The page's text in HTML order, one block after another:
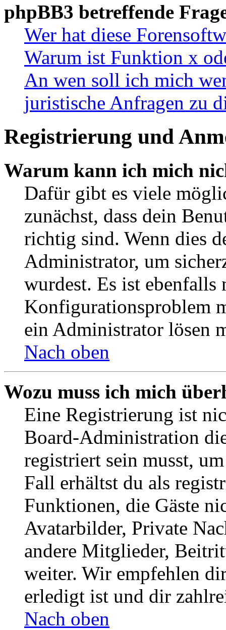
phpBB3 betreffende
Wer hat diese
Warum ist Funktion x
An wen soll ich mich
juristische Anfragen zu
Registrierung und
Warum kann ich mich
Dafür gibt es viele
zunächst, dass dein
richtig sind. Wenn dies
Administrator, um
wurdest. Es ist ebenfalls
Konfigurationsproblem
ein Administrator lösen
Nach oben
Wozu muss ich mich
Eine Registrierung ist
Board-Administration
registriert sein musst,
Fall erhältst du als
Funktionen, die Gäste
Avatarbilder, Private
andere Mitglieder,
weiter. Wir empfehlen
erledigt ist und dir
Nach oben